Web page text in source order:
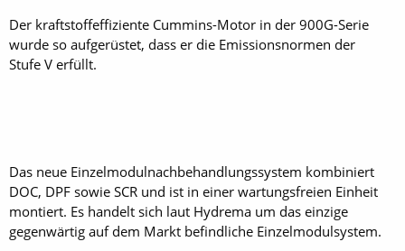
Der kraftstoffeffiziente Cummins-Motor in der 900G-Serie
wurde so aufgerüstet, dass er die Emissionsnormen der
Stufe V erfüllt.
Das neue Einzelmodulnachbehandlungssystem kombiniert
DOC, DPF sowie SCR und ist in einer wartungsfreien Einheit
montiert. Es handelt sich laut Hydrema um das einzige
gegenwärtig auf dem Markt befindliche Einzelmodulsystem.